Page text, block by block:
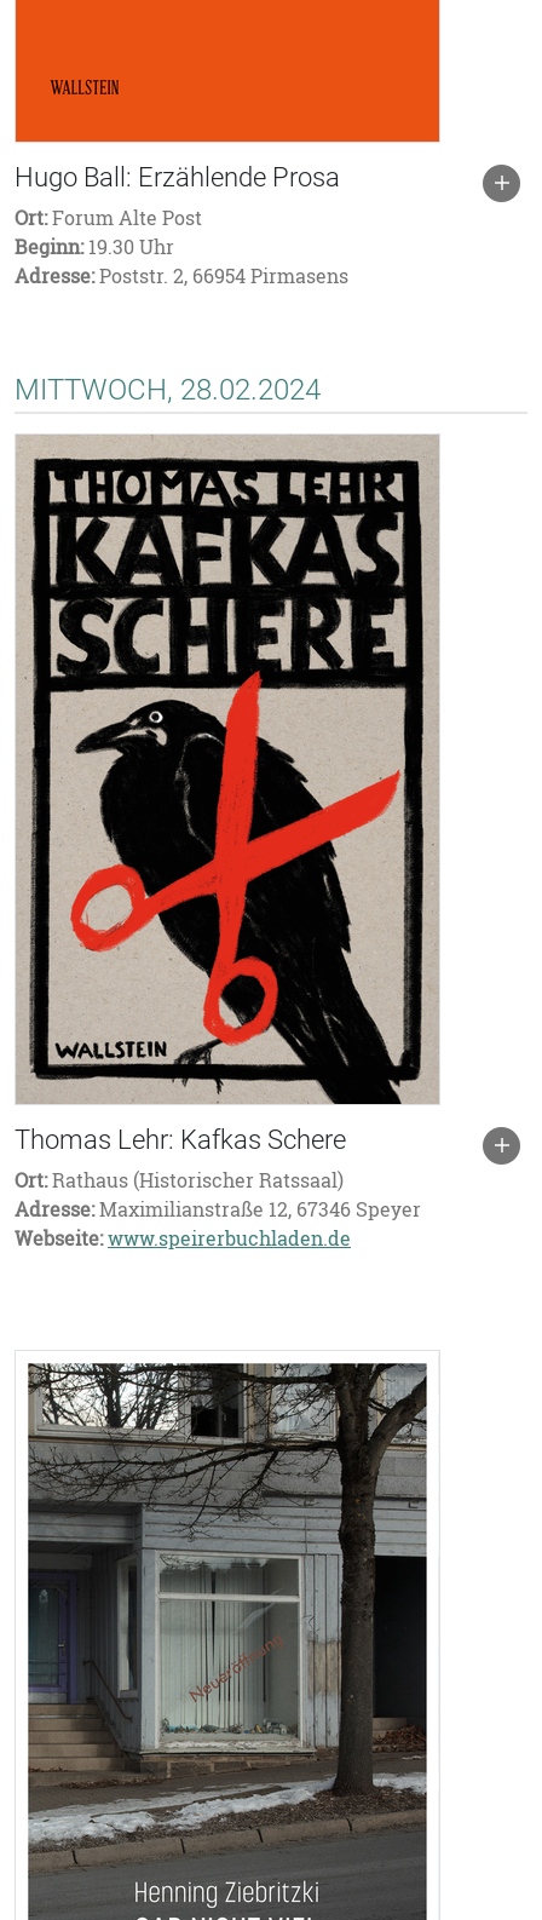
Hugo Ball: Erzählende Prosa
Ort:Forum Alte Post
Beginn:19.30 Uhr
Adresse:Poststr. 2, 66954 Pirmasens
MITTWOCH, 28.02.2024
Thomas Lehr: Kafkas Schere
Ort:Rathaus (Historischer Ratssaal)
Adresse:Maximilianstraße 12, 67346 Speyer
Webseite:www.speirerbuchladen.de